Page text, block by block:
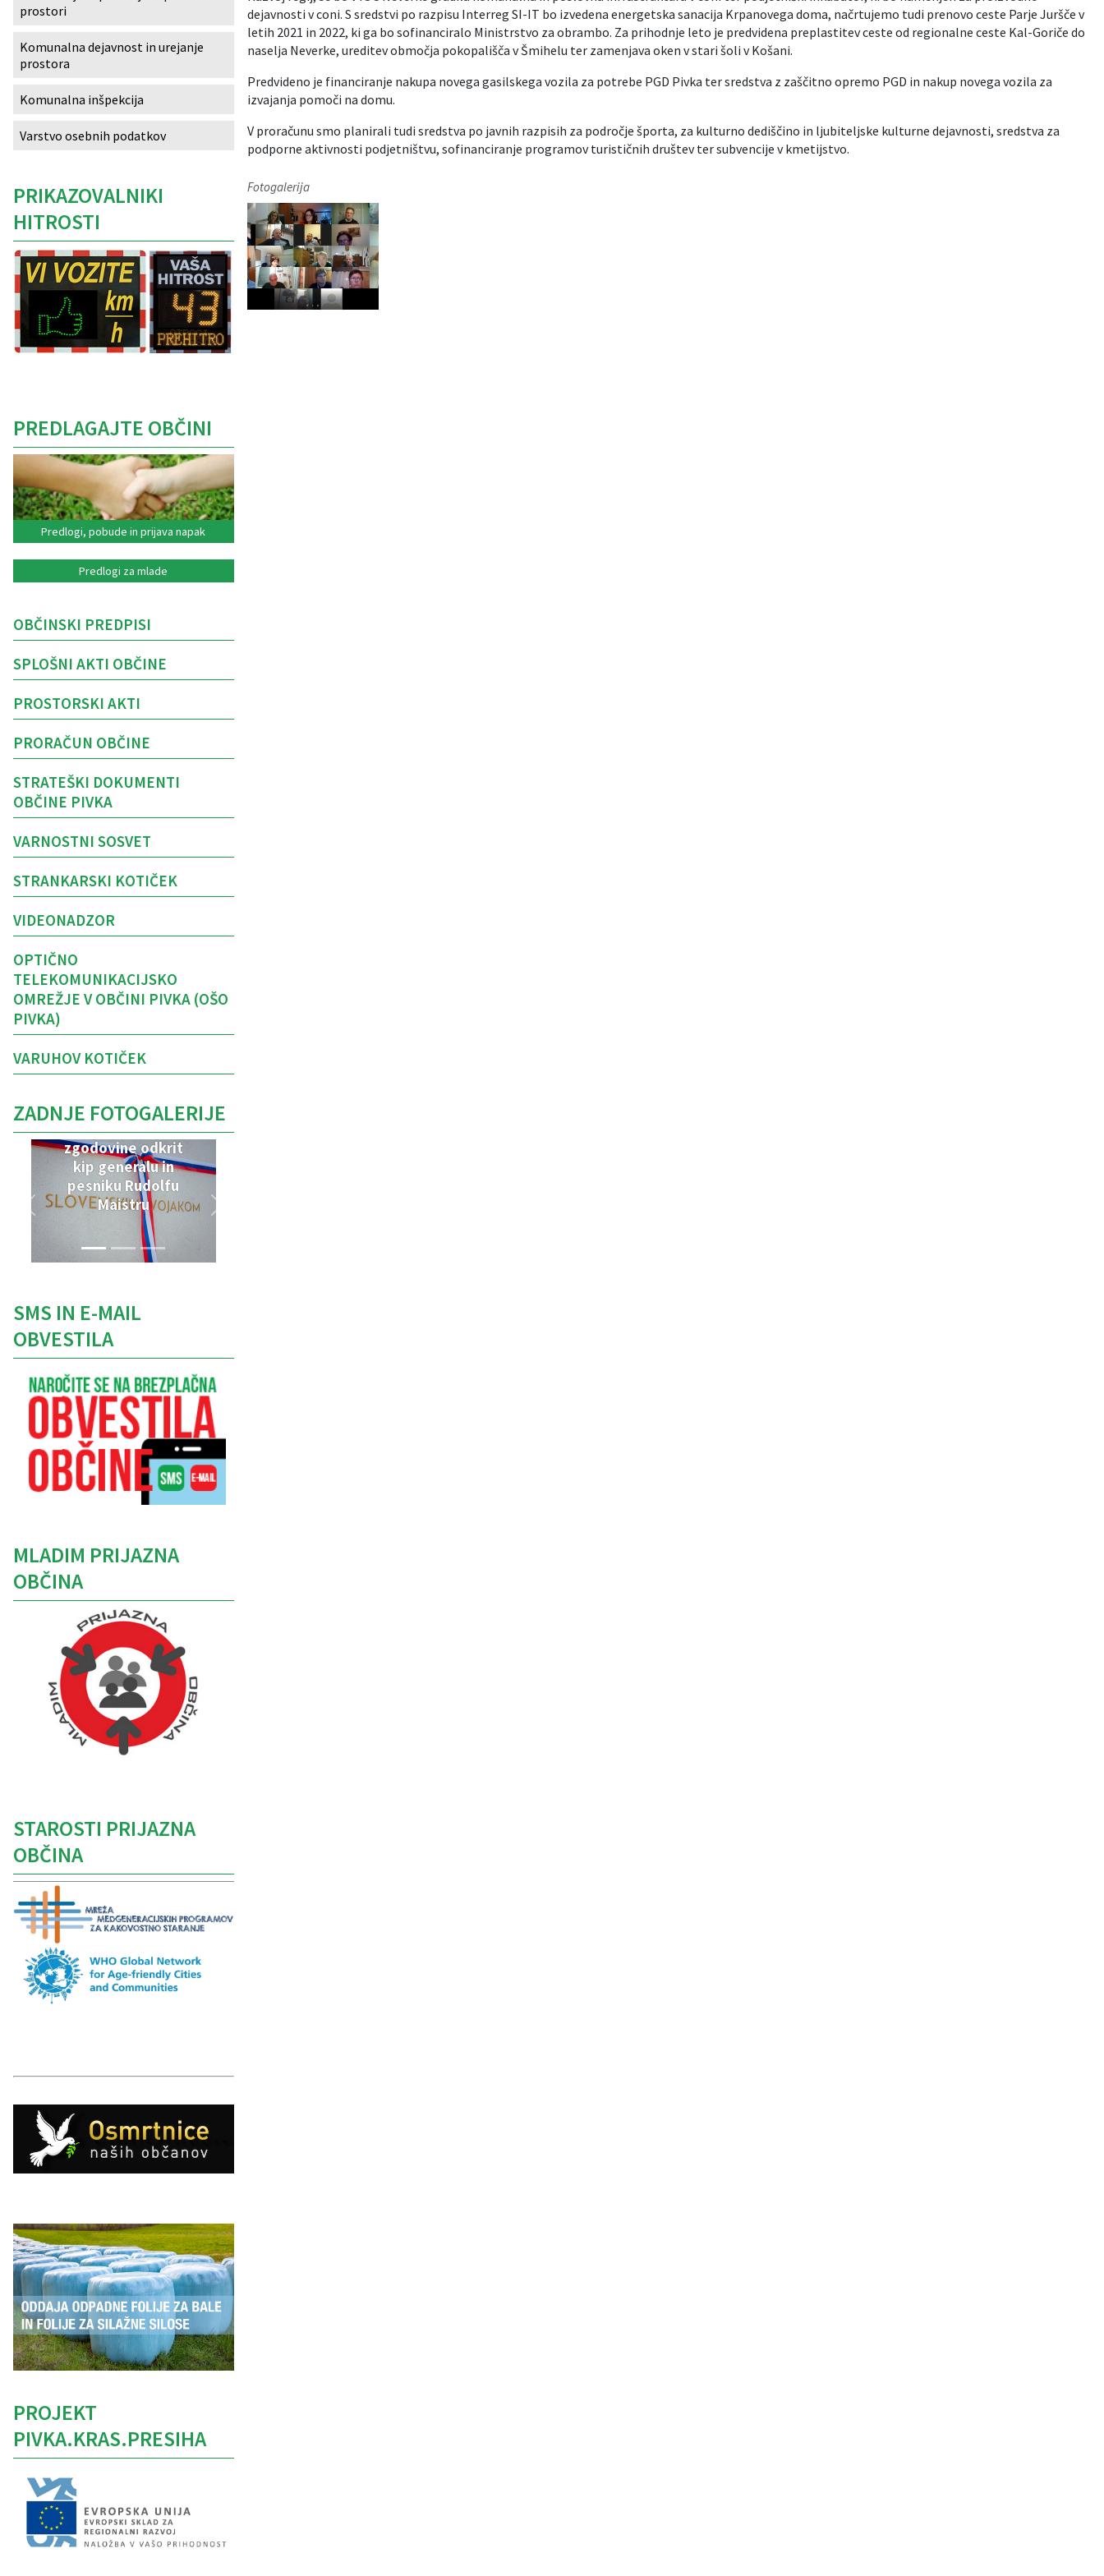
dejavnosti v coni. S sredstvi po razpisu Interreg SI-IT bo izvedena energetska sanacija Krpanovega doma, načrtujemo tudi prenovo ceste Parje Juršče v
letih 2021 in 2022, ki ga bo sofinanciralo Ministrstvo za obrambo. Za prihodnje leto je predvidena preplastitev ceste od regionalne ceste Kal-Goriče do
naselja Neverke, ureditev območja pokopališča v Šmihelu ter zamenjava oken v stari šoli v Košani.
Predvideno je financiranje nakupa novega gasilskega vozila za potrebe PGD Pivka ter sredstva z zaščitno opremo PGD in nakup novega vozila za
izvajanja pomoči na domu.
V proračunu smo planirali tudi sredstva po javnih razpisih za področje športa, za kulturno dediščino in ljubiteljske kulturne dejavnosti, sredstva za
podporne aktivnosti podjetništvu, sofinanciranje programov turističnih društev ter subvencije v kmetijstvo.
Fotogalerija
prostori
Komunalna dejavnost in urejanje
prostora
Komunalna inšpekcija
Varstvo osebnih podatkov
PRIKAZOVALNIKI
HITROSTI
PREDLAGAJTE OBČINI
Predlogi, pobude in prijava napak
Predlogi za mlade
OBČINSKI PREDPISI
SPLOŠNI AKTI OBČINE
PROSTORSKI AKTI
PRORAČUN OBČINE
STRATEŠKI DOKUMENTI
OBČINE PIVKA
VARNOSTNI SOSVET
STRANKARSKI KOTIČEK
VIDEONADZOR
OPTIČNO
TELEKOMUNIKACIJSKO
OMREŽJE V OBČINI PIVKA (OŠO
PIVKA)
VARUHOV KOTIČEK
ZADNJE FOTOGALERIJE
V Parku vojaške
zgodovine odkrit
kip generalu in
pesniku Rudolfu
Maistru
SMS IN E-MAIL
OBVESTILA
MLADIM PRIJAZNA
OBČINA
STAROSTI PRIJAZNA
OBČINA
PROJEKT
PIVKA.KRAS.PRESIHA
Izobraževanje
Kultura, šport in turizem
Sociala in zdravstvo
Skupna občinska uprava